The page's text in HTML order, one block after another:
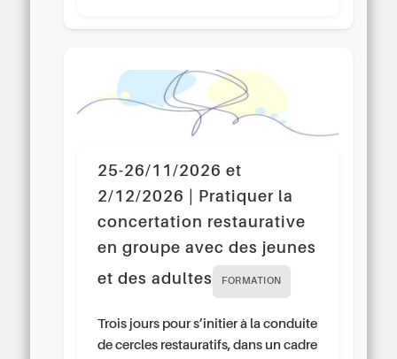
25-26/11/2026 et
2/12/2026 | Pratiquer la
concertation restaurative
en groupe avec des jeunes
et des adultes
FORMATION
Trois jours pour s’initier à la conduite
de cercles restauratifs, dans un cadre